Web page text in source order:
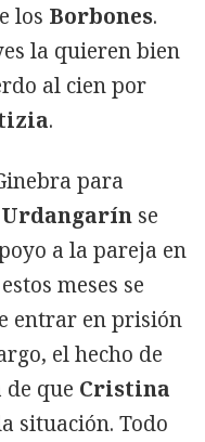
los Borbones.
la quieren bien
al cien por
.
para
Urdangarín se
a la pareja en
meses se
entrar en prisión
el hecho de
que Cristina
situación. Todo